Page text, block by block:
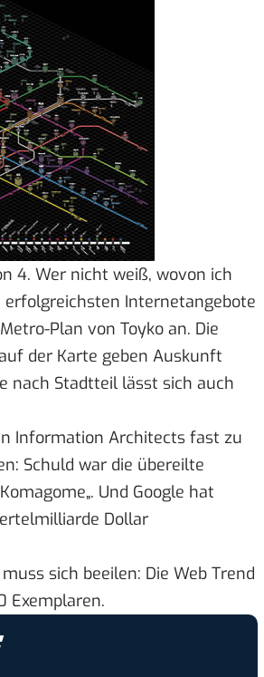
4. Wer nicht weiß, wovon ich
erfolgreichsten Internetangebote
Plan von Toyko an. Die
der Karte geben Auskunft
nach Stadtteil lässt sich auch
Information Architects fast zu
Schuld war die übereilte
Komagome„. Und Google hat
Dollar
sich beeilen: Die Web Trend
Exemplaren.